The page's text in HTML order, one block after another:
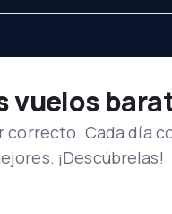
vuelos
correcto. Cada día
¡Descúbrelas!